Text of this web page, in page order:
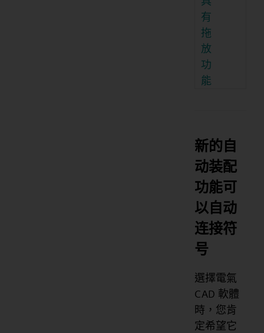
有
拖
放
功
能
新的自
动装配
功能可
以自动
连接符
号
選擇電氣
CAD 軟體
時，您肯
定希望它